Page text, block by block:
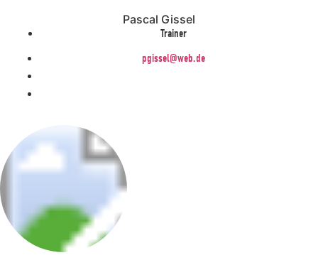
Pascal Gissel
Trainer
pgissel@web.de